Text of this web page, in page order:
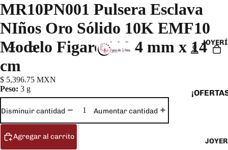
MR10PN001 Pulsera Esclava
NIños Oro Sólido 10K EMF10
Modelo Figaro 1*0 4 mm x 14
cm
$ 5,396.75 MXN
Peso: 3 g
Disminuir cantidad Aumentar cantidad
Agregar al carrito